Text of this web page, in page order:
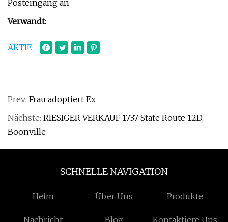
Posteingang an
Verwandt:
AKTIE
Prev: Frau adoptiert Ex
Nächste: RIESIGER VERKAUF 1737 State Route 12D,
Boonville
SCHNELLE NAVIGATION
Heim Über Uns Produkte
Nachricht Blog Kontaktiere Uns